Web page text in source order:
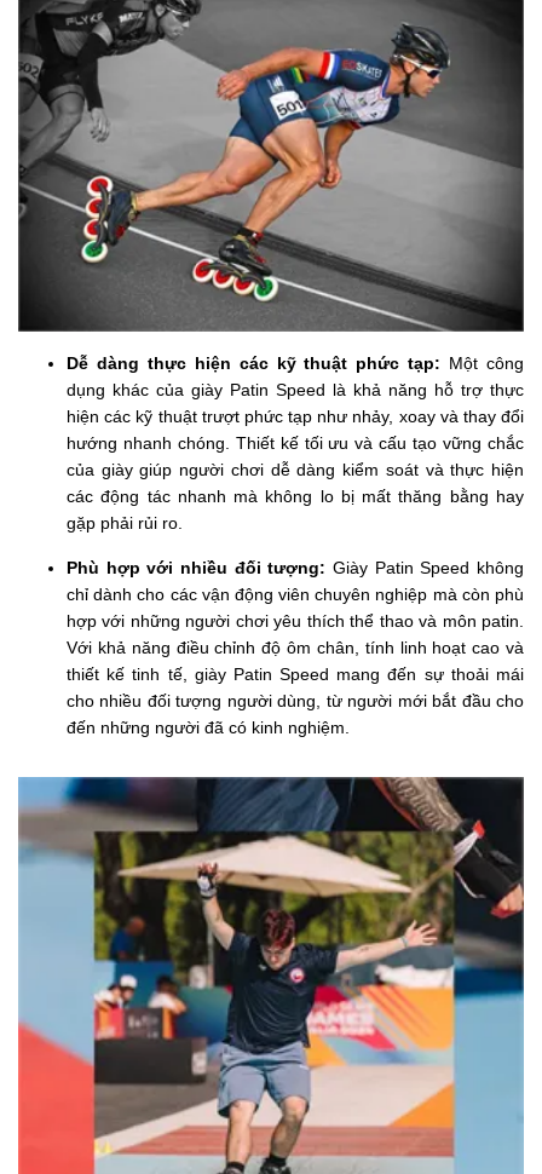
Dễ dàng thực hiện các kỹ thuật phức tạp: Một công
dụng khác của giày Patin Speed là khả năng hỗ trợ thực
hiện các kỹ thuật trượt phức tạp như nhảy, xoay và thay đổi
hướng nhanh chóng. Thiết kế tối ưu và cấu tạo vững chắc
của giày giúp người chơi dễ dàng kiểm soát và thực hiện
các động tác nhanh mà không lo bị mất thăng bằng hay
gặp phải rủi ro.
Phù hợp với nhiều đối tượng: Giày Patin Speed không
chỉ dành cho các vận động viên chuyên nghiệp mà còn phù
hợp với những người chơi yêu thích thể thao và môn patin.
Với khả năng điều chỉnh độ ôm chân, tính linh hoạt cao và
thiết kế tinh tế, giày Patin Speed mang đến sự thoải mái
cho nhiều đối tượng người dùng, từ người mới bắt đầu cho
đến những người đã có kinh nghiệm.